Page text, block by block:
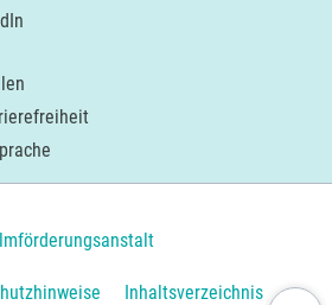
Inhaltsverzeichnis